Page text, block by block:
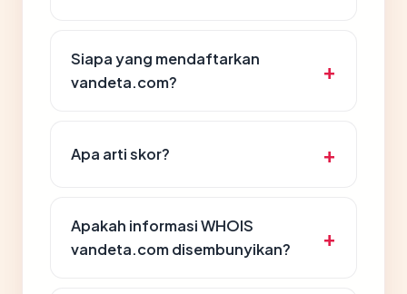
Siapa yang mendaftarkan
vandeta.com?
Apa arti skor?
Apakah informasi WHOIS
vandeta.com disembunyikan?